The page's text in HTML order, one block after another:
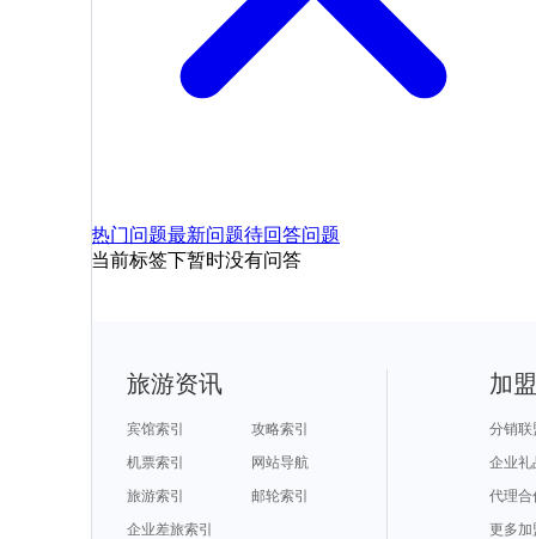
热门问题最新问题待回答问题
当前标签下暂时没有问答
旅游资讯
宾馆索引
攻略索引
机票索引
网站导航
旅游索引
邮轮索引
企业差旅索引
加
分销联
企业礼
代理合
更多加